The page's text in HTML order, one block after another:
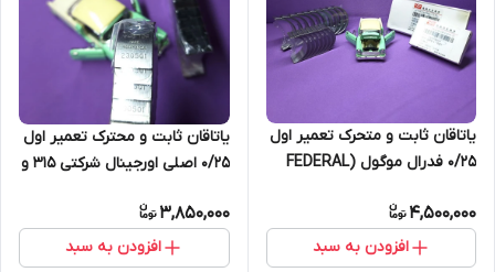
یاتاقان ثابت و متحرک تعمیر اول
0/25 فدرال موگول (FEDERAL
X33-X33S (اصل)
4,500,000
افزودن به سبد
یاتاقان ثابت و محترک تعمیر اول
0/25 اصلی اورجینال شرکتی 315 و
3,850,000
افزودن به سبد